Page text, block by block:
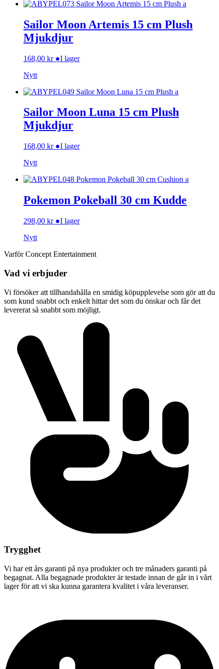
Sailor Moon Artemis 15 cm Plush
Mjukdjur
168,00 kr ●I lager
Nytt
Sailor Moon Luna 15 cm Plush
Mjukdjur
168,00 kr ●I lager
Nytt
Pokemon Pokeball 30 cm Kudde
298,00 kr ●I lager
Nytt
Varför Concept Entertainment
Vad vi erbjuder
Vi försöker att tillhandahålla en smidig köpupplevelse som gör att du
som kund snabbt och enkelt hittar det som du önskar och får det
levererat så snabbt som möjligt.
Trygghet
Vi har ett års garanti på nya produkter och tre månaders garanti på
begagnat. Alla begagnade produkter är testade innan de går in i vårt
lager för att vi ska kunna garantera kvalitet i våra leveranser.